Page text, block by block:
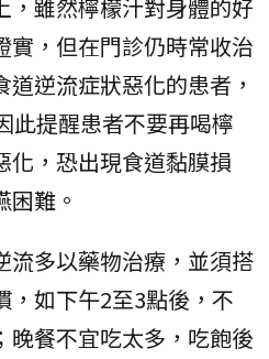
，雖然檸檬汁對身體的好
實，但在門診仍時常收治
逆流症狀惡化的患者，
此提醒患者不要再喝檸
化，恐出現食道黏膜損
難。
流多以藥物治療，並須搭
，如下午2至3點後，不
晚餐不宜吃太多，吃飽後